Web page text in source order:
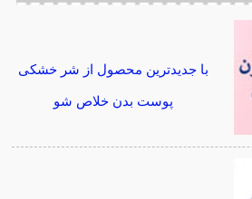
با جدیدترین محصول از شر خشکی
پوست بدن خلاص شو